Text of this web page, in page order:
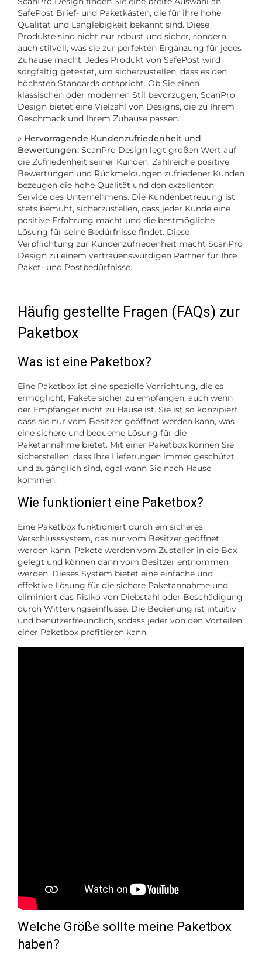
SafePost Brief- und Paketkästen, die für ihre hohe
Qualität und Langlebigkeit bekannt sind. Diese
Produkte sind nicht nur robust und sicher, sondern
auch stilvoll, was sie zur perfekten Ergänzung für jedes
Zuhause macht. Jedes Produkt von SafePost wird
sorgfältig getestet, um sicherzustellen, dass es den
höchsten Standards entspricht. Ob Sie einen
klassischen oder modernen Stil bevorzugen, ScanPro
Design bietet eine Vielzahl von Designs, die zu Ihrem
Geschmack und Ihrem Zuhause passen.
» Hervorragende Kundenzufriedenheit und
Bewertungen: ScanPro Design legt großen Wert auf
die Zufriedenheit seiner Kunden. Zahlreiche positive
Bewertungen und Rückmeldungen zufriedener Kunden
bezeugen die hohe Qualität und den exzellenten
Service des Unternehmens. Die Kundenbetreuung ist
stets bemüht, sicherzustellen, dass jeder Kunde eine
positive Erfahrung macht und die bestmögliche
Lösung für seine Bedürfnisse findet. Diese
Verpflichtung zur Kundenzufriedenheit macht ScanPro
Design zu einem vertrauenswürdigen Partner für Ihre
Paket- und Postbedürfnisse.
Häufig gestellte Fragen (FAQs) zur
Paketbox
Was ist eine Paketbox?
Eine Paketbox ist eine spezielle Vorrichtung, die es
ermöglicht, Pakete sicher zu empfangen, auch wenn
der Empfänger nicht zu Hause ist. Sie ist so konzipiert,
dass sie nur vom Besitzer geöffnet werden kann, was
eine sichere und bequeme Lösung für die
Paketannahme bietet. Mit einer Paketbox können Sie
sicherstellen, dass Ihre Lieferungen immer geschützt
und zugänglich sind, egal wann Sie nach Hause
kommen.
Wie funktioniert eine Paketbox?
Eine Paketbox funktioniert durch ein sicheres
Verschlusssystem, das nur vom Besitzer geöffnet
werden kann. Pakete werden vom Zusteller in die Box
gelegt und können dann vom Besitzer entnommen
werden. Dieses System bietet eine einfache und
effektive Lösung für die sichere Paketannahme und
eliminiert das Risiko von Diebstahl oder Beschädigung
durch Witterungseinflüsse. Die Bedienung ist intuitiv
und benutzerfreundlich, sodass jeder von den Vorteilen
einer Paketbox profitieren kann.
Welche Größe sollte meine Paketbox
haben?